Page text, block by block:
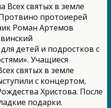
Всех святых в земле
протоиерей
Роман Артемов
детей и подростков с
Учащиеся
святых в земле
с концертом,
Христова. После
подарки.